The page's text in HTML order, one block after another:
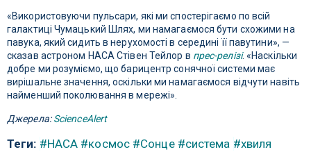
«Використовуючи пульсари, які ми спостерігаємо по всій
галактиці Чумацький Шлях, ми намагаємося бути схожими на
павука, який сидить в нерухомості в середині її павутини», —
сказав астроном НАСА Стівен Тейлор в прес-релізі. «Наскільки
добре ми розуміємо, що барицентр сонячної системи має
вирішальне значення, оскільки ми намагаємося відчути навіть
найменший поколювання в мережі».
Джерела:ScienceAlert
Теги: #НАСА #космос #Сонце #система #хвиля